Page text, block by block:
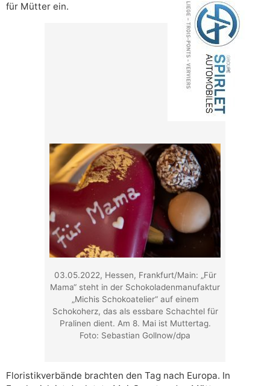
für Mütter ein.
03.05.2022, Hessen, Frankfurt/Main: „Für
Mama“ steht in der Schokoladenmanufaktur
„Michis Schokoatelier“ auf einem
Schokoherz, das als essbare Schachtel für
Pralinen dient. Am 8. Mai ist Muttertag.
Foto: Sebastian Gollnow/dpa
Floristikverbände brachten den Tag nach Europa. In